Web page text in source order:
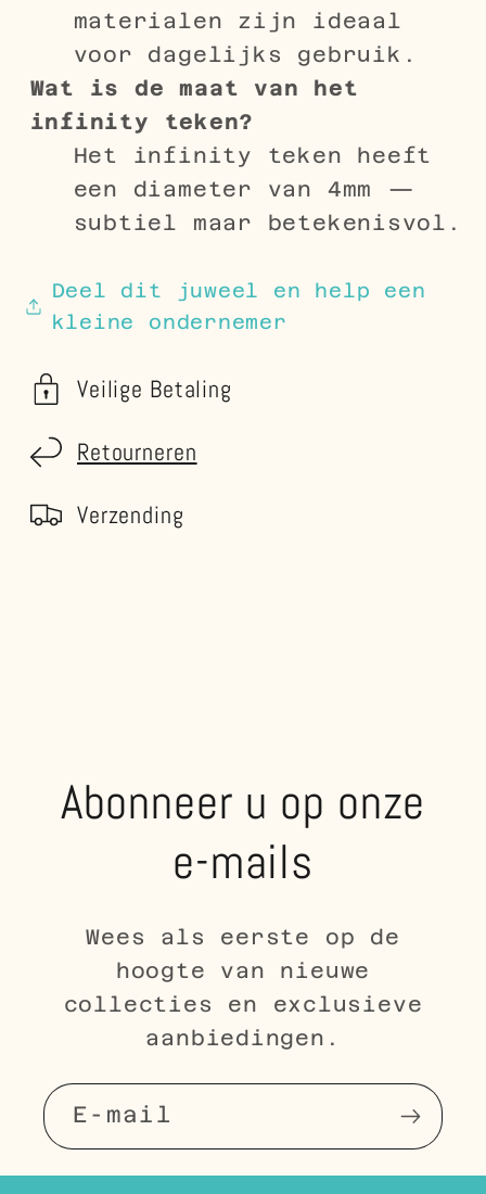
materialen zijn ideaal
voor dagelijks gebruik.
Wat is de maat van het
infinity teken?
Het infinity teken heeft
een diameter van 4mm —
subtiel maar betekenisvol.
Deel dit juweel en help een
kleine ondernemer
Veilige Betaling
Retourneren
Verzending
Abonneer u op onze
e-mails
Wees als eerste op de
hoogte van nieuwe
collecties en exclusieve
aanbiedingen.
E‑mail